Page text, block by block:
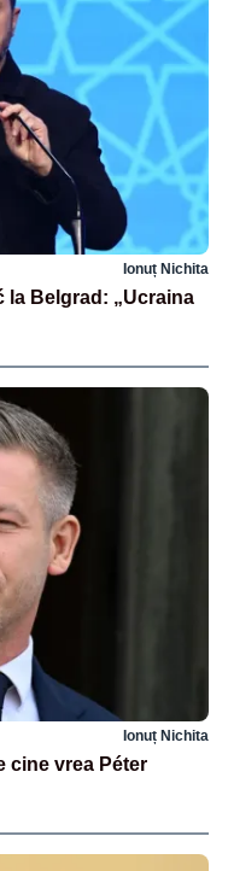
Ionuț Nichita
la Belgrad: „Ucraina
Ionuț Nichita
cine vrea Péter